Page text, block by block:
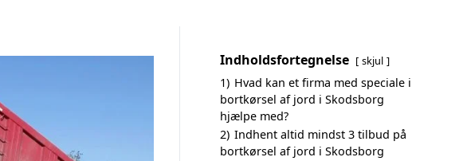
Indholdsfortegnelse skjul
1) Hvad kan et firma med speciale i
bortkørsel af jord i Skodsborg
hjælpe med?
2) Indhent altid mindst 3 tilbud på
bortkørsel af jord i Skodsborg